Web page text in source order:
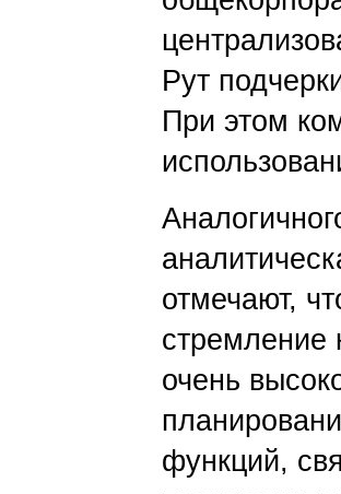
Рут
При этом
отмечают,
стремление
очень
функций,